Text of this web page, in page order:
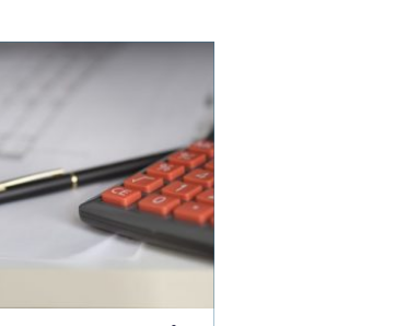
försäkringsteknik och
krypto utmanar
etablerade strukturer
riskhanterin...